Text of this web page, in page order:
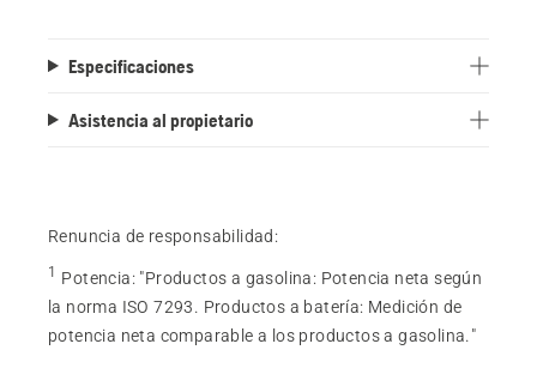
Especificaciones
Asistencia al propietario
Renuncia de responsabilidad:
1 Potencia: "Productos a gasolina: Potencia neta según
la norma ISO 7293. Productos a batería: Medición de
potencia neta comparable a los productos a gasolina."